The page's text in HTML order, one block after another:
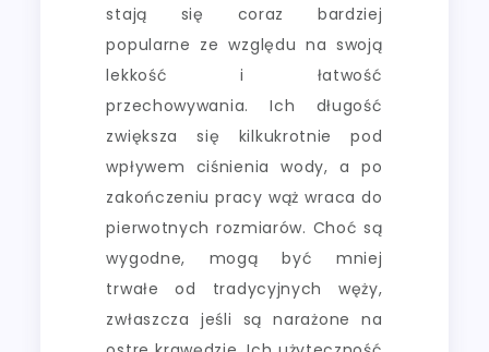
stają się coraz bardziej
popularne ze względu na swoją
lekkość i łatwość
przechowywania. Ich długość
zwiększa się kilkukrotnie pod
wpływem ciśnienia wody, a po
zakończeniu pracy wąż wraca do
pierwotnych rozmiarów. Choć są
wygodne, mogą być mniej
trwałe od tradycyjnych węży,
zwłaszcza jeśli są narażone na